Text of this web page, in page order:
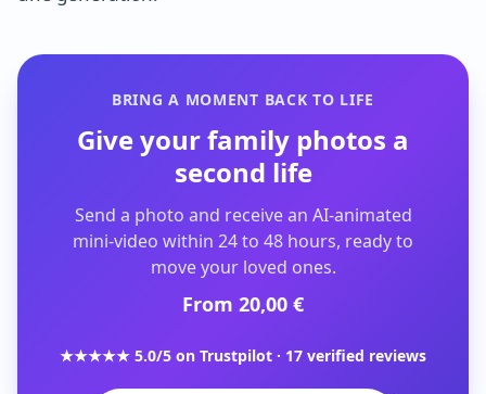
BRING A MOMENT BACK TO LIFE
Give your family photos a
second life
Send a photo and receive an AI-animated
mini-video within 24 to 48 hours, ready to
move your loved ones.
From 20,00 €
★★★★★ 5.0/5 on Trustpilot · 17 verified reviews